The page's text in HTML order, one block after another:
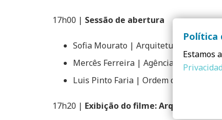
17h00 | Sessão de abertura
Sofia Mourato | Arquiteturas Film
Mercês Ferreira | Agência Portuguesa
Luis Pinto Faria | Ordem dos Arquitetos
17h20 | Exibição do filme: Arquitetura e
Política
Estamos